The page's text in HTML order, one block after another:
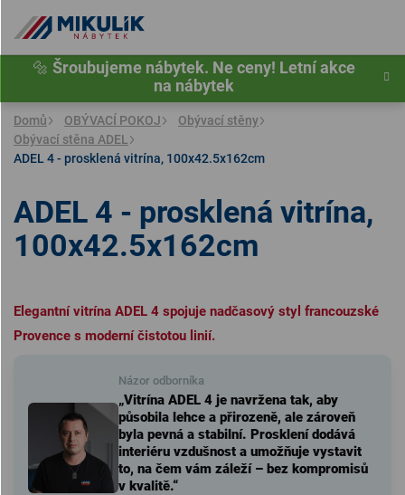
obsah
🔩 Šroubujeme nábytek. Ne ceny! Letní akce
na nábytek
Domů OBÝVACÍ POKOJ
Obývací stěny
Obývací stěna ADEL
ADEL 4 - prosklená vitrína, 100x42.5x162cm
Elegantní vitrína ADEL 4 spojuje nadčasový styl francouzské
Provence s moderní čistotou linií.
Názor odborníka
„Vitrína ADEL 4 je navržena tak, aby
působila lehce a přirozeně, ale zároveň
byla pevná a stabilní. Prosklení dodává
interiéru vzdušnost a umožňuje vystavit
to, na čem vám záleží – bez kompromisů
v kvalitě.“
ADEL 4 - prosklená vitrína,
100x42.5x162cm